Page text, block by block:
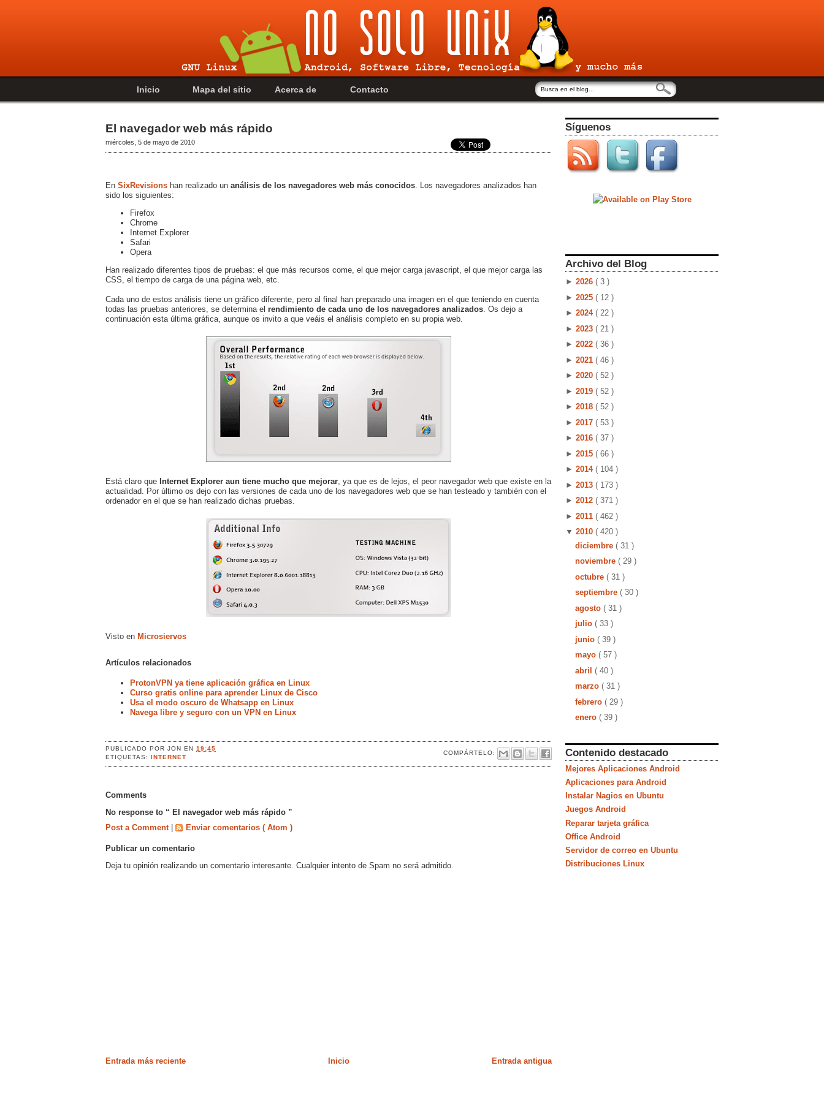
Inicio Mapa del sitio Acerca de Contacto
El navegador web más rápido
miércoles, 5 de mayo de 2010
En SixRevisions han realizado un análisis de los navegadores web más conocidos . Los navegadores analizados han
sido los siguientes:
Firefox
Chrome
Internet Explorer
Safari
Opera
Han realizado diferentes tipos de pruebas: el que más recursos come, el que mejor carga javascript, el que mejor carga las
CSS, el tiempo de carga de una página web, etc.
Cada uno de estos análisis tiene un gráfico diferente, pero al final han preparado una imagen en el que teniendo en cuenta
todas las pruebas anteriores, se determina el rendimiento de cada uno de los navegadores analizados . Os dejo a
continuación esta última gráfica, aunque os invito a que veáis el análisis completo en su propia web.
Está claro que Internet Explorer aun tiene mucho que mejorar , ya que es de lejos, el peor navegador web que existe en la
actualidad. Por último os dejo con las versiones de cada uno de los navegadores web que se han testeado y también con el
ordenador en el que se han realizado dichas pruebas.
Visto en Microsiervos
Artículos relacionados
ProtonVPN ya tiene aplicación gráfica en Linux
Curso gratis online para aprender Linux de Cisco
Usa el modo oscuro de Whatsapp en Linux
Navega libre y seguro con un VPN en Linux
PUBLICADO PORJONEN19:45
COMPÁRTELO:
ETIQUETAS:INTERNET
Comments
No response to “ El navegador web más rápido ”
Post a Comment
Enviar comentarios ( Atom )
Publicar un comentario
Deja tu opinión realizando un comentario interesante. Cualquier intento de Spam no será admitido.
Entrada más reciente Entrada antigua
Inicio
Síguenos
Archivo del Blog
► 2026 ( 3 )
► 2025 ( 12 )
► 2024 ( 22 )
► 2023 ( 21 )
► 2022 ( 36 )
► 2021 ( 46 )
► 2020 ( 52 )
► 2019 ( 52 )
► 2018 ( 52 )
► 2017 ( 53 )
► 2016 ( 37 )
► 2015 ( 66 )
► 2014 ( 104 )
► 2013 ( 173 )
► 2012 ( 371 )
► 2011 ( 462 )
▼ 2010 ( 420 )
diciembre ( 31 )
noviembre ( 29 )
octubre ( 31 )
septiembre ( 30 )
agosto ( 31 )
julio ( 33 )
junio ( 39 )
mayo ( 57 )
abril ( 40 )
marzo ( 31 )
febrero ( 29 )
enero ( 39 )
Contenido destacado
Mejores Aplicaciones Android
Aplicaciones para Android
Instalar Nagios en Ubuntu
Juegos Android
Reparar tarjeta gráfica
Office Android
Servidor de correo en Ubuntu
Distribuciones Linux